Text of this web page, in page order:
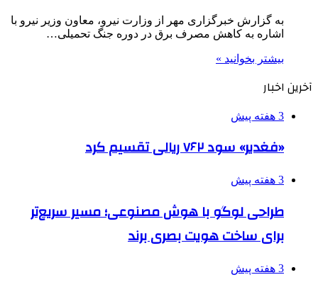
به گزارش خبرگزاری مهر از وزارت نیرو، معاون وزیر نیرو با
اشاره به کاهش مصرف برق در دوره جنگ تحمیلی…
بیشتر بخوانید »
آخرین اخبار
3 هفته پیش
«فغدیر» سود ۷۶۲ ریالی تقسیم کرد
3 هفته پیش
طراحی لوگو با هوش مصنوعی؛ مسیر سریع‌تر
برای ساخت هویت بصری برند
3 هفته پیش